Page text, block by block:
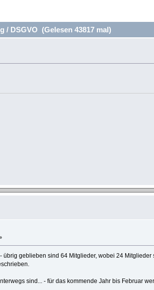
/ DSGVO (Gelesen 43817 mal)
übrig geblieben sind 64 Mitglieder, wobei 24
sind... - für das kommende Jahr bis Februar